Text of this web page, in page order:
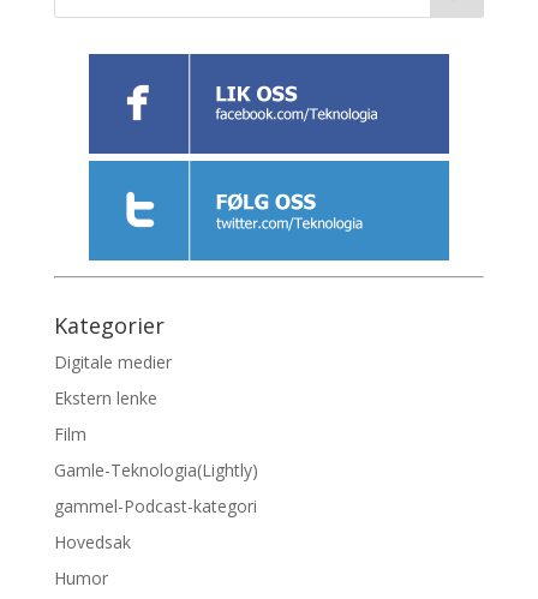
Kategorier
Digitale medier
Ekstern lenke
Film
Gamle-Teknologia(Lightly)
gammel-Podcast-kategori
Hovedsak
Humor